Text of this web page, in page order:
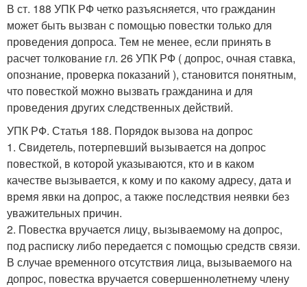
В ст. 188 УПК РФ четко разъясняется, что гражданин
может быть вызван с помощью повестки только для
проведения допроса. Тем не менее, если принять в
расчет толкование гл. 26 УПК РФ ( допрос, очная ставка,
опознание, проверка показаний ), становится понятным,
что повесткой можно вызвать гражданина и для
проведения других следственных действий.
УПК РФ. Статья 188. Порядок вызова на допрос
1. Свидетель, потерпевший вызывается на допрос
повесткой, в которой указываются, кто и в каком
качестве вызывается, к кому и по какому адресу, дата и
время явки на допрос, а также последствия неявки без
уважительных причин.
2. Повестка вручается лицу, вызываемому на допрос,
под расписку либо передается с помощью средств связи.
В случае временного отсутствия лица, вызываемого на
допрос, повестка вручается совершеннолетнему члену